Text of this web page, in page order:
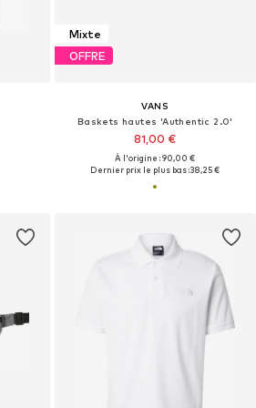
Mixte
OFFRE
VANS
Baskets hautes 'Authentic 2.0'
81,00 €
À l'origine : 90,00 €
Dernier prix le plus bas :38,25 €